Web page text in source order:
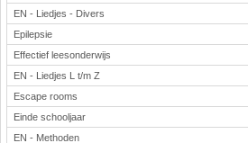
EN - Liedjes - Divers
Epilepsie
Effectief leesonderwijs
EN - Liedjes L t/m Z
Escape rooms
Einde schooljaar
EN - Methoden